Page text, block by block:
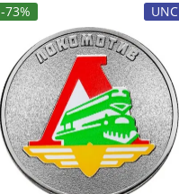
-73% UNC